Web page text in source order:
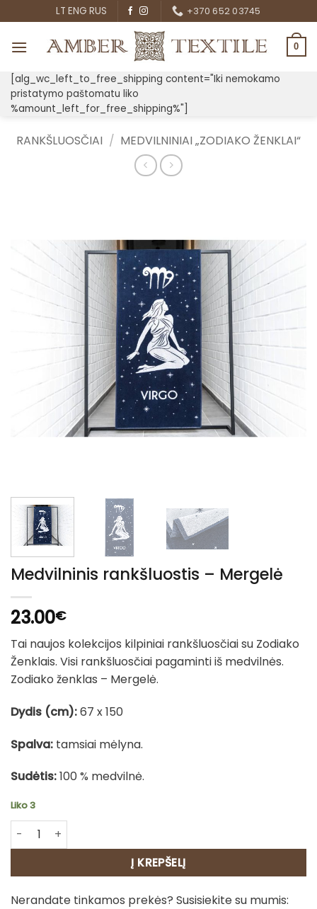
to
content
LT ENG RUS +370 652 03745
0
[alg_wc_left_to_free_shipping content="Iki nemokamo
pristatymo paštomatu liko
%amount_left_for_free_shipping%"]
RANKŠLUOSČIAI / MEDVILNINIAI „ZODIAKO ŽENKLAI“
Medvilninis rankšluostis – Mergelė
23.00€
Tai naujos kolekcijos kilpiniai rankšluosčiai su Zodiako
Ženklais. Visi rankšluosčiai pagaminti iš medvilnės.
Zodiako ženklas – Mergelė.
Dydis (cm):67 x 150
Spalva: tamsiai mėlyna.
Sudėtis:100 % medvilnė.
Liko 3
produkto kiekis: Medvilninis rankšluostis - Mergelė
Į KREPŠELĮ
Nerandate tinkamos prekės? Susisiekite su mumis: